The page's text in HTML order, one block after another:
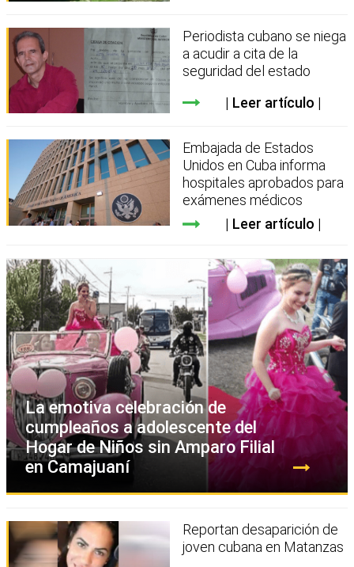
Periodista cubano se niega
a acudir a cita de la
seguridad del estado
Leer artículo
Embajada de Estados
Unidos en Cuba informa
hospitales aprobados para
exámenes médicos
Leer artículo
La emotiva celebración de
cumpleaños a adolescente del
Hogar de Niños sin Amparo Filial
en Camajuaní
Reportan desaparición de
joven cubana en Matanzas